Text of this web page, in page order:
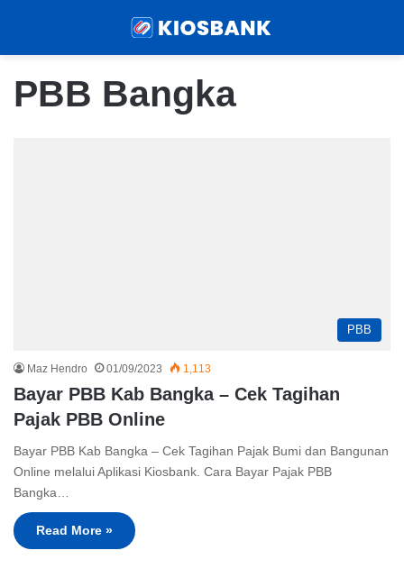
PBB Bangka
PBB
Maz Hendro 01/09/2023 1,113
Bayar PBB Kab Bangka – Cek Tagihan
Pajak PBB Online
Bayar PBB Kab Bangka – Cek Tagihan Pajak Bumi dan Bangunan
Online melalui Aplikasi Kiosbank. Cara Bayar Pajak PBB
Bangka…
Read More »